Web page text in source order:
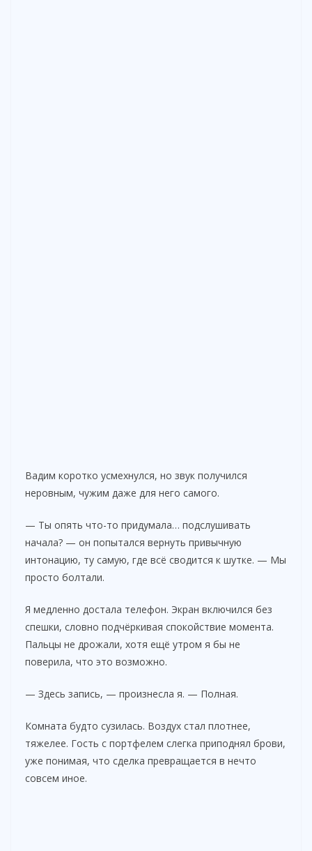
Вадим коротко усмехнулся, но звук получился
неровным, чужим даже для него самого.
— Ты опять что-то придумала… подслушивать
начала? — он попытался вернуть привычную
интонацию, ту самую, где всё сводится к шутке. — Мы
просто болтали.
Я медленно достала телефон. Экран включился без
спешки, словно подчёркивая спокойствие момента.
Пальцы не дрожали, хотя ещё утром я бы не
поверила, что это возможно.
— Здесь запись, — произнесла я. — Полная.
Комната будто сузилась. Воздух стал плотнее,
тяжелее. Гость с портфелем слегка приподнял брови,
уже понимая, что сделка превращается в нечто
совсем иное.